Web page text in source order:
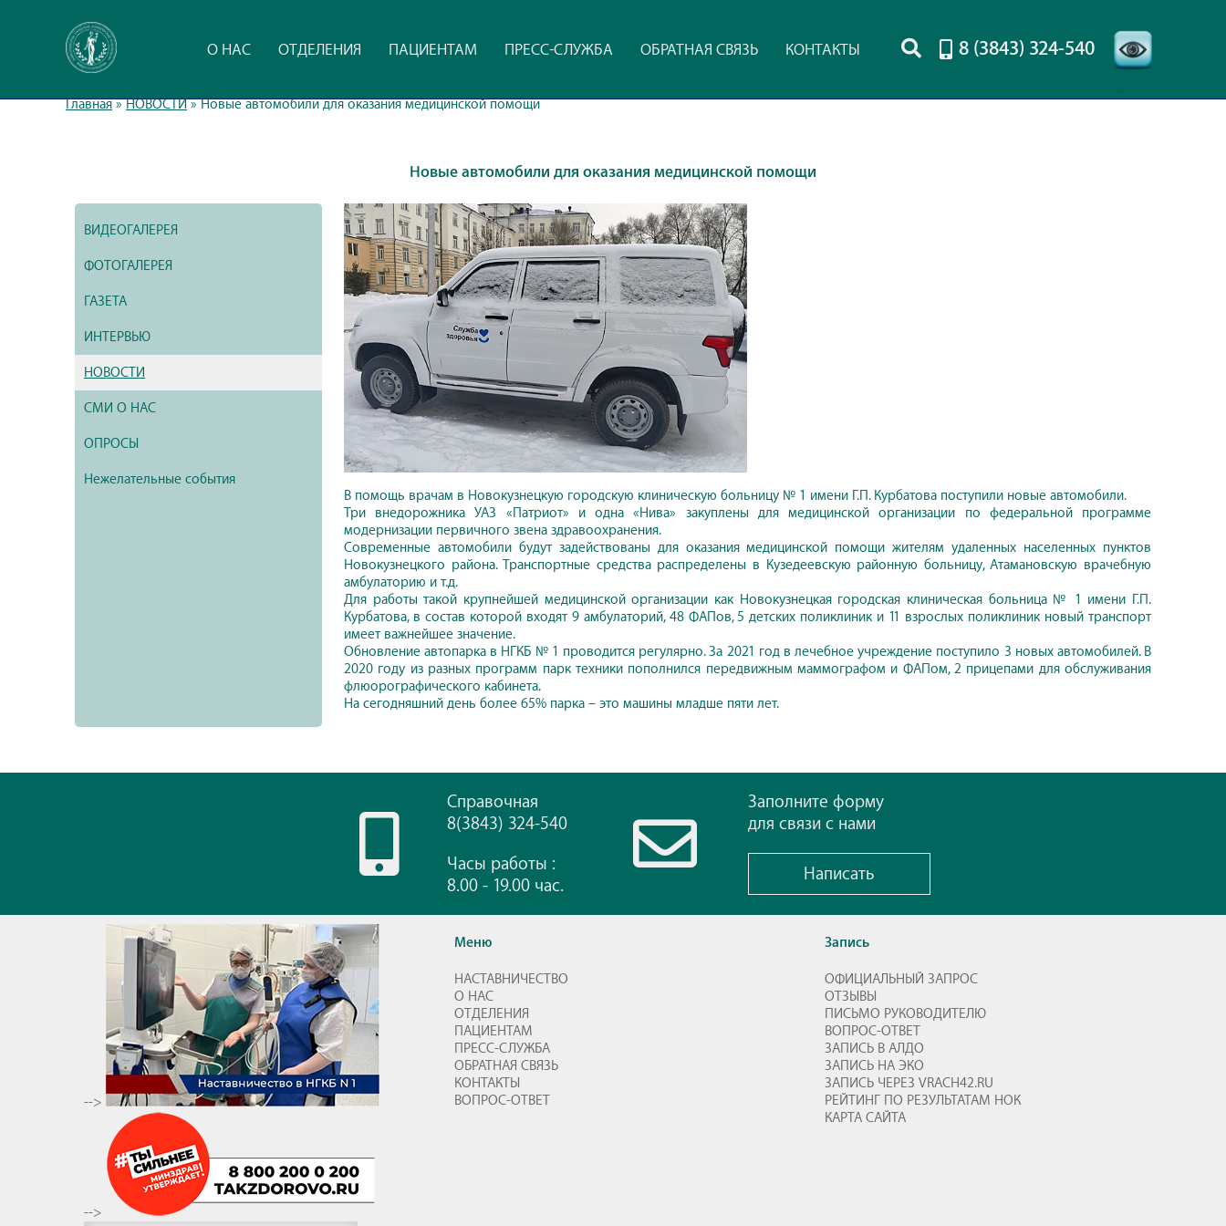
О НАС ОТДЕЛЕНИЯ ПАЦИЕНТАМ ПРЕСС-СЛУЖБА ОБРАТНАЯ СВЯЗЬ КОНТАКТЫ 8 (3843) 324-540
Главная»НОВОСТИ»Новые автомобили для оказания медицинской помощи
Новые автомобили для оказания медицинской помощи
ВИДЕОГАЛЕРЕЯ
ФОТОГАЛЕРЕЯ
ГАЗЕТА
ИНТЕРВЬЮ
НОВОСТИ
СМИ О НАС
ОПРОСЫ
Нежелательные события
В помощь врачам в Новокузнецкую городскую клиническую больницу № 1 имени Г.П. Курбатова поступили новые автомобили.
Три внедорожника УАЗ «Патриот» и одна «Нива» закуплены для медицинской организации по федеральной программе
модернизации первичного звена здравоохранения.
Современные автомобили будут задействованы для оказания медицинской помощи жителям удаленных населенных пунктов
Новокузнецкого района. Транспортные средства распределены в Кузедеевскую районную больницу, Атамановскую врачебную
амбулаторию и т.д.
Для работы такой крупнейшей медицинской организации как Новокузнецкая городская клиническая больница № 1 имени Г.П.
Курбатова, в состав которой входят 9 амбулаторий, 48 ФАПов, 5 детских поликлиник и 11 взрослых поликлиник новый транспорт
имеет важнейшее значение.
Обновление автопарка в НГКБ № 1 проводится регулярно. За 2021 год в лечебное учреждение поступило 3 новых автомобилей. В
2020 году из разных программ парк техники пополнился передвижным маммографом и ФАПом, 2 прицепами для обслуживания
флюорографического кабинета.
На сегодняшний день более 65% парка – это машины младше пяти лет.
Справочная
8(3843) 324-540
Часы работы :
8.00 - 19.00 час.
Заполните форму
для связи с нами
Написать
-->
-->
Меню
НАСТАВНИЧЕСТВО
О НАС
ОТДЕЛЕНИЯ
ПАЦИЕНТАМ
ПРЕСС-СЛУЖБА
ОБРАТНАЯ СВЯЗЬ
КОНТАКТЫ
ВОПРОС-ОТВЕТ
Запись
ОФИЦИАЛЬНЫЙ ЗАПРОС
ОТЗЫВЫ
ПИСЬМО РУКОВОДИТЕЛЮ
ВОПРОС-ОТВЕТ
ЗАПИСЬ В АЛДО
ЗАПИСЬ НА ЭКО
ЗАПИСЬ ЧЕРЕЗ VRACH42.RU
РЕЙТИНГ ПО РЕЗУЛЬТАТАМ НОК
КАРТА САЙТА